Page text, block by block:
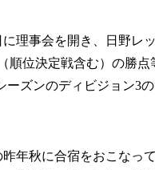
理事会を開き、日野レ
順位決定戦含む）の勝
ーズンのディビジョン3
年秋に合宿をおこなっ